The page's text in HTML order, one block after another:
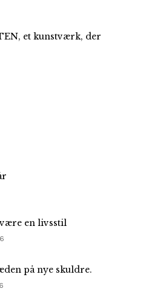
et kunstværk, der
en livsstil
på nye skuldre.